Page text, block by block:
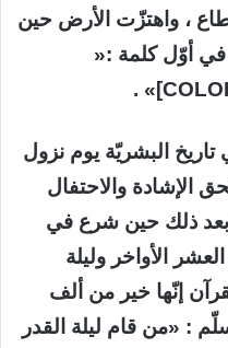
، واهتزّت الأرض حين
في أوّل كلمة :«
تاريخ البشريّة يوم نزول
الإشادة والاحتفال
بعد ذلك حين شرع في
الأواخر وليلة
إنّها خير من ألف
: «من قام ليلة القدر